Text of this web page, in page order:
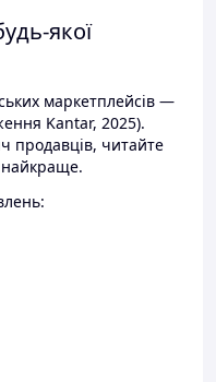
якої
маркетплейсів —
Kantar, 2025).
продавців, читайте
найкраще.